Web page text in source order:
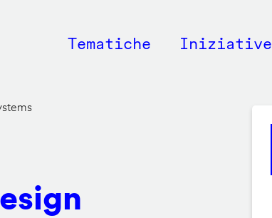
Main
Tematiche Iniziative